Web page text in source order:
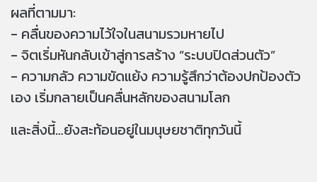
ผลที่ตามมา:
- คลื่นของความไว้ใจในสนามรวมหายไป
- จิตเริ่มหันกลับเข้าสู่การสร้าง “ระบบปิดส่วนตัว”
- ความกลัว ความขัดแย้ง ความรู้สึกว่าต้องปกป้องตัว
เอง เริ่มกลายเป็นคลื่นหลักของสนามโลก
และสิ่งนี้…ยังสะท้อนอยู่ในมนุษยชาติทุกวันนี้